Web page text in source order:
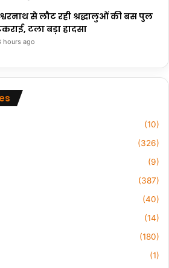
से लौट रही श्रद्धालुओं की बस पुल
टला बड़ा हादसा
hours ago
(10)
(326)
(9)
(387)
(40)
(14)
(180)
(1)